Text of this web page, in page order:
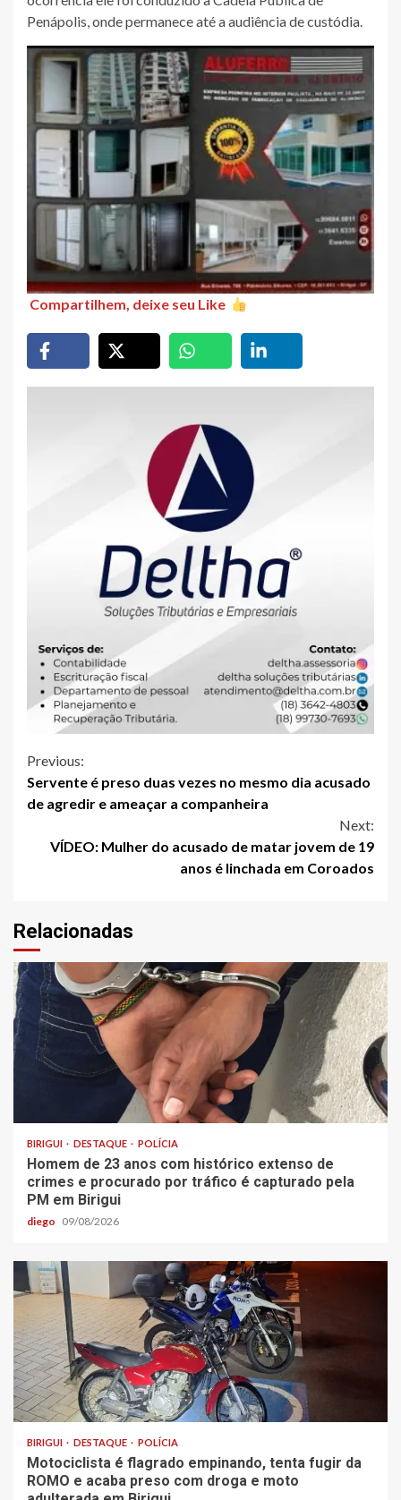
Penápolis, onde permanece até a audiência de custódia.
Compartilhem, deixe seu Like
Continue
Reading
Previous:
Servente é preso duas vezes no mesmo dia acusado
de agredir e ameaçar a companheira
Next:
VÍDEO: Mulher do acusado de matar jovem de 19
anos é linchada em Coroados
Relacionadas
BIRIGUI DESTAQUE POLÍCIA
Homem de 23 anos com histórico extenso de
crimes e procurado por tráfico é capturado pela
PM em Birigui
diego 09/08/2026
BIRIGUI DESTAQUE POLÍCIA
Motociclista é flagrado empinando, tenta fugir da
ROMO e acaba preso com droga e moto